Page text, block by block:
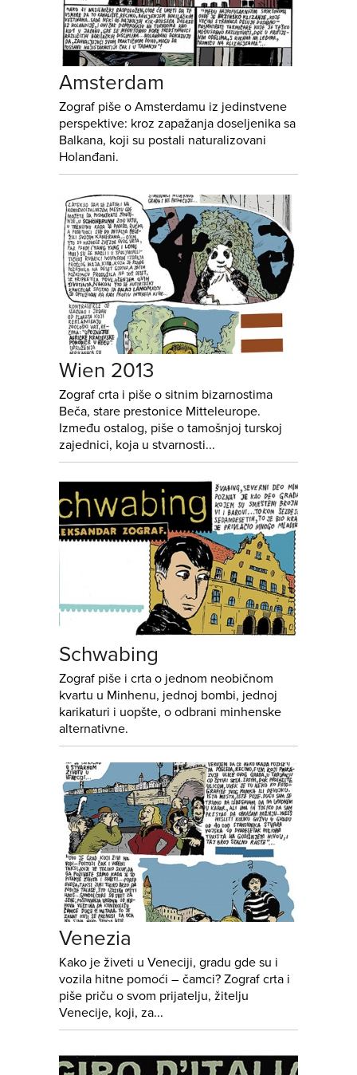
Amsterdam
Zograf piše o Amsterdamu iz jedinstvene
perspektive: kroz zapažanja doseljenika sa
Balkana, koji su postali naturalizovani
Holanđani.
Wien 2013
Zograf crta i piše o sitnim bizarnostima
Beča, stare prestonice Mitteleurope.
Između ostalog, piše o tamošnjoj turskoj
zajednici, koja u stvarnosti...
Schwabing
Zograf piše i crta o jednom neobičnom
kvartu u Minhenu, jednoj bombi, jednoj
karikaturi i uopšte, o odbrani minhenske
alternativne.
Venezia
Kako je živeti u Veneciji, gradu gde su i
vozila hitne pomoći – čamci? Zograf crta i
piše priču o svom prijatelju, žitelju
Venecije, koji, za...